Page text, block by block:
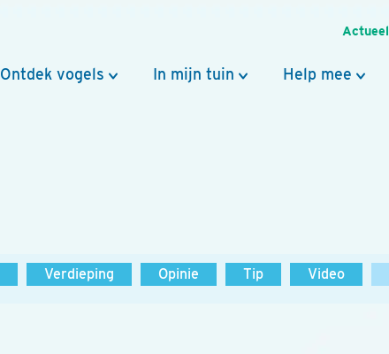
Actueel
Ontdek vogels In mijn tuin Help mee
Verdieping Opinie Tip Video